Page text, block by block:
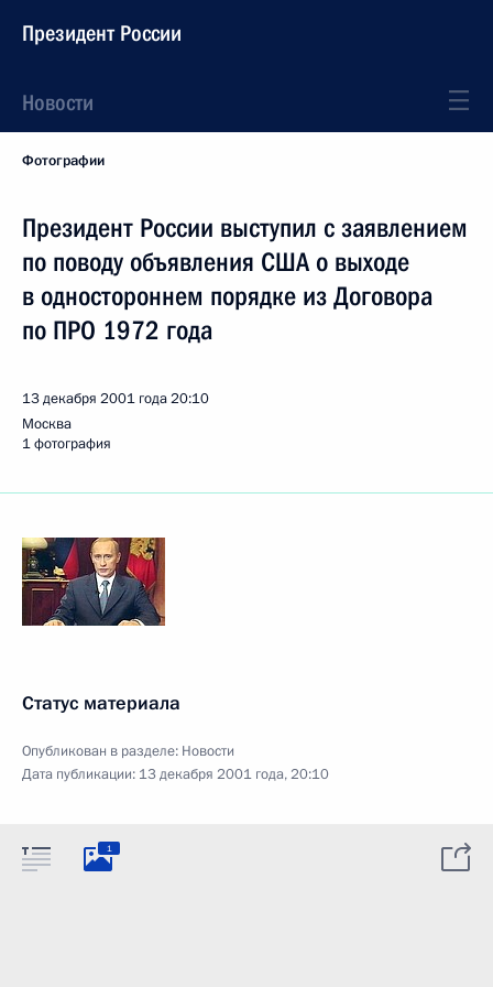
Президент России
Новости
Фотографии
Президент России выступил с заявлением
по поводу объявления США о выходе
в одностороннем порядке из Договора
по ПРО 1972 года
13 декабря 2001 года20:10
Москва
1 фотография
Статус материала
Опубликован в разделе: Новости
Дата публикации: 13 декабря 2001 года, 20:10
1